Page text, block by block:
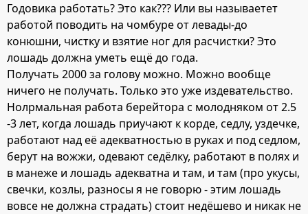
Годовика работать? Это как??? Или вы называетет
работой поводить на чомбуре от левады-до
конюшни, чистку и взятие ног для расчистки? Это
лошадь должна уметь ещё до года.
Получать 2000 за голову можно. Можно вообще
ничего не получать. Только это уже издевательство.
Нолрмальная работа берейтора с молодняком от 2.5
-3 лет, когда лошадь приучают к корде, седлу, уздечке,
работают над её адекватностью в руках и под седлом,
берут на вожжи, одевают седёлку, работают в полях и
в манеже и лошадь адекватна и там, и там (про укусы,
свечки, козлы, разносы я не говорю - этим лошадь
вовсе не должна страдать) стоит недёшево и никак не